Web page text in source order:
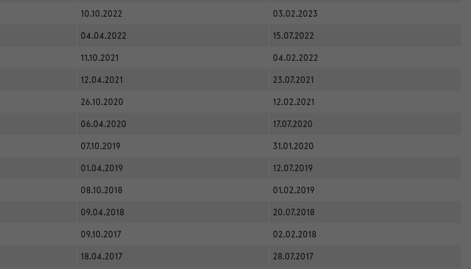
10.10.2022
03.02.2023
04.04.2022
15.07.2022
11.10.2021
04.02.2022
12.04.2021
23.07.2021
26.10.2020
12.02.2021
06.04.2020
17.07.2020
07.10.2019
31.01.2020
01.04.2019
12.07.2019
08.10.2018
01.02.2019
09.04.2018
20.07.2018
09.10.2017
02.02.2018
18.04.2017
28.07.2017